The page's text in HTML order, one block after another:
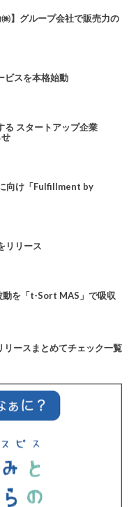
】グループ会社で販売力の
ビスを本格始動
る スタートアップ企業
向け「Fulfillment by
リリース
動を「t-Sort MAS」で吸収
リースまとめてチェック一覧